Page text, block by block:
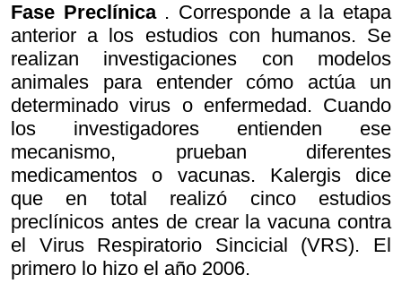
Fase Preclínica. Corresponde a la etapa
anterior a los estudios con humanos. Se
realizan investigaciones con modelos
animales para entender cómo actúa un
determinado virus o enfermedad. Cuando
los investigadores entienden ese
mecanismo, prueban diferentes
medicamentos o vacunas. Kalergis dice
que en total realizó cinco estudios
preclínicos antes de crear la vacuna contra
el Virus Respiratorio Sincicial (VRS). El
primero lo hizo el año 2006.